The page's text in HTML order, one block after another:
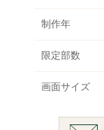
制作年
限定部数
画面サイズ